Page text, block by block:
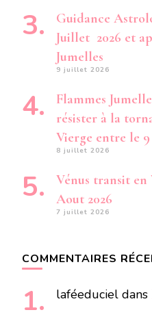
Guidance
Juillet 2026 et
Jumelles
9 juillet 2026
Flammes
résister à la
Vierge entre le
8 juillet 2026
Vénus transit en
Aout 2026
7 juillet 2026
COMMENTAIRES
laféeduciel dans